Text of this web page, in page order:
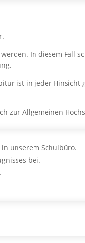
In diesem Fall
ist in jeder
zur Allgemeinen
unserem Schulbüro.
bei.